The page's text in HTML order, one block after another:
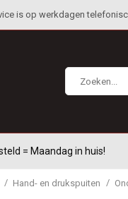
is op werkdagen
= Maandag in huis!
/ Hand- en drukspuiten /